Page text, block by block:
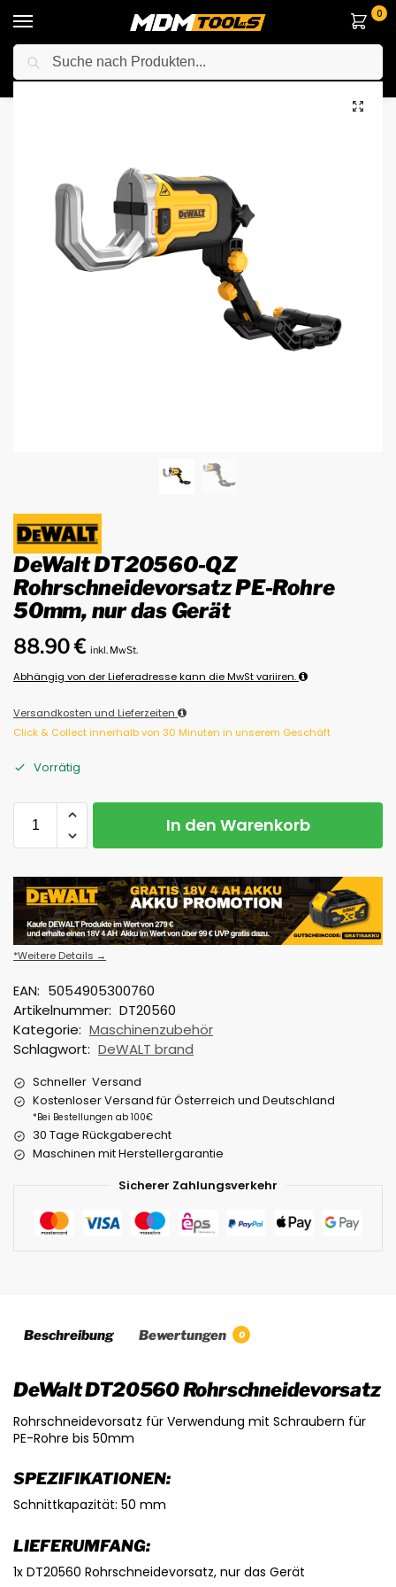
0
Startseite / Zubehör & Handwerkzeuge
DeWalt DT20560-QZ
Rohrschneidevorsatz PE-Rohre
50mm, nur das Gerät
88.90€ inkl. MwSt.
Abhängig von der Lieferadresse kann die MwSt variiren.
Versandkosten und Lieferzeiten
Click & Collect innerhalb von 30 Minuten in unserem Geschäft
Vorrätig
In den Warenkorb
*Weitere Details →
EAN: 5054905300760
Artikelnummer: DT20560
Kategorie: Maschinenzubehör
Schlagwort: DeWALT brand
Schneller Versand
Kostenloser Versand für Österreich und Deutschland
*Bei Bestellungen ab 100€
30 Tage Rückgaberecht
Maschinen mit Herstellergarantie
Sicherer Zahlungsverkehr
Beschreibung Bewertungen 0
DeWalt DT20560 Rohrschneidevorsatz
Rohrschneidevorsatz für Verwendung mit Schraubern für
PE-Rohre bis 50mm
SPEZIFIKATIONEN:
Schnittkapazität: 50 mm
LIEFERUMFANG:
1x DT20560 Rohrschneidevorsatz, nur das Gerät